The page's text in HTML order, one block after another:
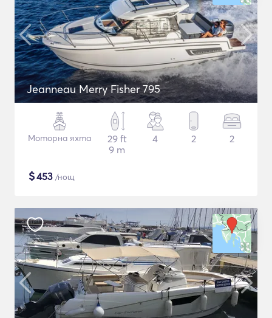
Jeanneau Merry Fisher 795
Моторна яхта
29 ft
9 m
4 2 2
$453 /нощ